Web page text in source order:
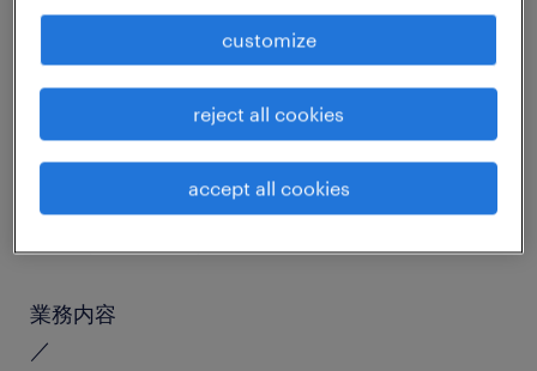
job details
職種
その他（製造）、マシンオペレーター
勤務期間
業務内容
／
customize
reject all cookies
accept all cookies